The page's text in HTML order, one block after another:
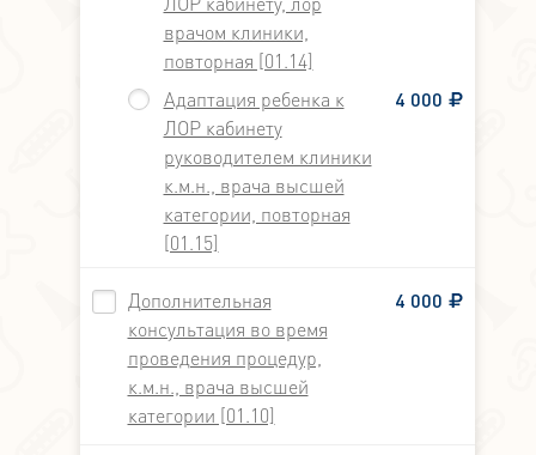
врачом клиники,
повторная [01.14]
Адаптация ребенка к
ЛОР кабинету
руководителем клиники
к.м.н., врача высшей
категории, повторная
[01.15]
4 000
Дополнительная
консультация во время
проведения процедур,
к.м.н., врача высшей
категории [01.10]
4 000